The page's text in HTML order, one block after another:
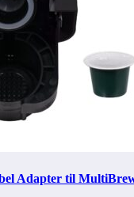
Adapter til